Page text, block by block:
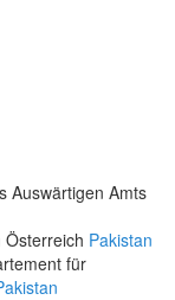
Auswärtigen Amts
Österreich Pakistan
für